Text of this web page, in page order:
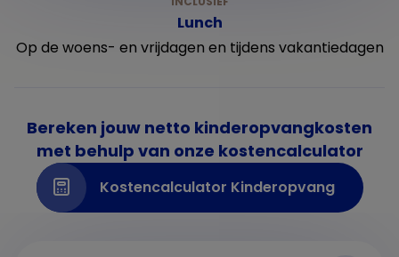
Lunch
Op de woens- en vrijdagen en tijdens vakantiedagen
Bereken jouw netto kinderopvangkosten
met behulp van onze kostencalculator
Kostencalculator Kinderopvang